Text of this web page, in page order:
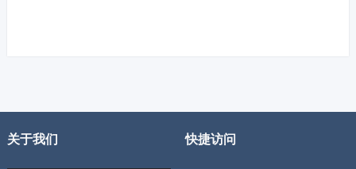
关于我们 快捷访问